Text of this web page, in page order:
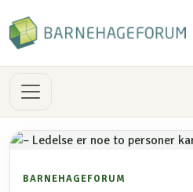
BARNEHAGEFORUM